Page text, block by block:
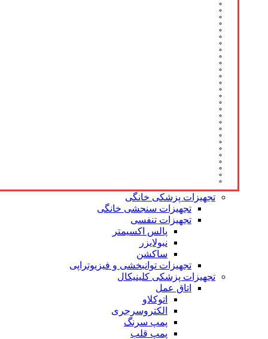
تجهیزات پزشکی خانگی
تجهیزات سنجشی خانگی
تجهیزات تنفسی
پالس اکسیمتر
نبولایزر
ساکشن
تجهیزات توانبخشی و فیزیوتراپی
تجهیزات پزشکی کلینیکال
اتاق عمل
اتوکلاو
الکتروسرجری
پمپ سرنگ
پمپ قلب